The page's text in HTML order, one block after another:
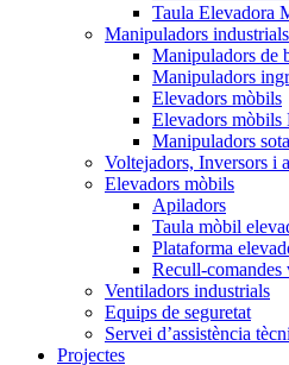
Taula Elevadora
Manipuladors
Manipuladors de
Manipuladors
Elevadors mòbils
Elevadors
Manipuladors
Voltejadors, Inversors i
Elevadors mòbils
Apiladors
Taula mòbil
Plataforma
Recull-comandes
Ventiladors industrials
Equips de seguretat
Servei d’assistència
Projectes